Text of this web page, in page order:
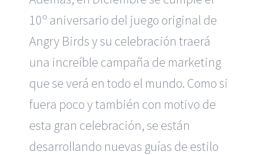
10º aniversario del juego original de
Angry Birds y su celebración traerá
una increíble campaña de marketing
que se verá en todo el mundo. Como si
fuera poco y también con motivo de
esta gran celebración, se están
desarrollando nuevas guías de estilo